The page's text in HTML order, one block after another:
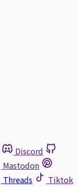
Discord
Mastodon
Threads
Tiktok